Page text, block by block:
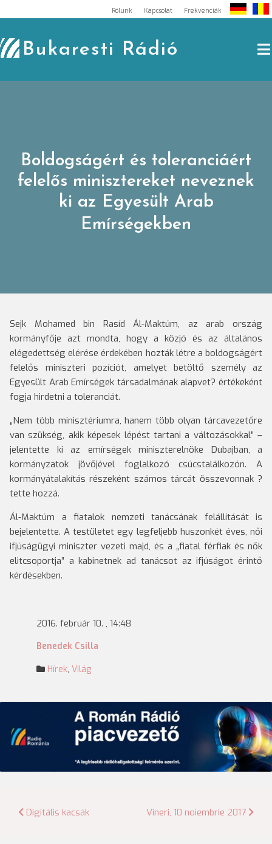
to
content
Rólunk Kapcsolat Frekvenciák
Bukaresti Rádió
Boldogságért és toleranciáért
felelős minisztereket neveznek
ki az Egyesült Arab
Emírségekben
Sejk Mohamed bin Rasíd Ál-Maktúm, az arab ország
kormányfője azt mondta, hogy a közjó és az általános
elégedettség elérése érdekében hozták létre a boldogságért
felelős miniszteri pozíciót, amelyet betöltő személy az
Egyesült Arab Emírségek társadalmának alapvet? értékeként
fogja hirdetni a toleranciát.
„Nem több minisztériumra, hanem több olyan tárcavezetőre
van szükség, akik képesek lépést tartani a változásokkal” –
jelentette ki az emírségek miniszterelnöke Dubajban, a
kormányzatok jövőjével foglalkozó csúcstalálkozón. A
kormányátalakítás részeként számos tárcát összevonnak ?
tette hozzá.
Ál-Maktúm a fiatalok nemzeti tanácsának felállítását is
bejelentette. A testületet egy legfeljebb huszonkét éves, női
ifjúságügyi miniszter vezeti majd, és a „fiatal férfiak és nők
elitcsoportja” a kabinetnek ad tanácsot az ifjúságot érintő
kérdésekben.
2016. február 10. , 14:48
Benedek Csilla
Hírek, Világ
Bejegyzés
Digitális kacsák Vineri, 10 noiembrie 2017